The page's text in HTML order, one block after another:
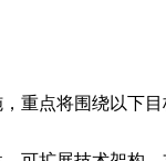
重点将围绕以下目